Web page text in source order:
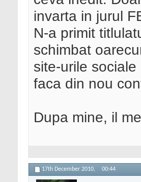
invarta in jurul
N-a primit
schimbat
site-urile
faca din nou
Dupa mine, il
17th December 2010, 00:44